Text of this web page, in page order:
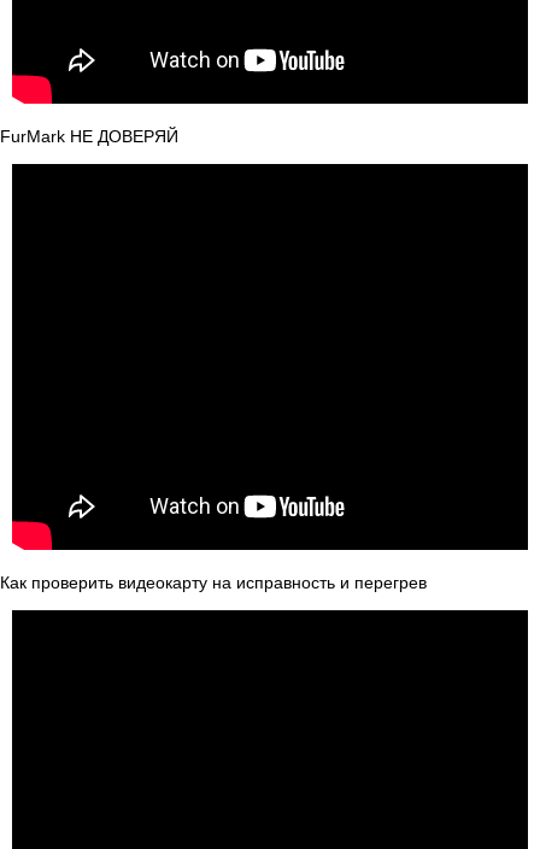
FurMark НЕ ДОВЕРЯЙ
Как проверить видеокарту на исправность и перегрев